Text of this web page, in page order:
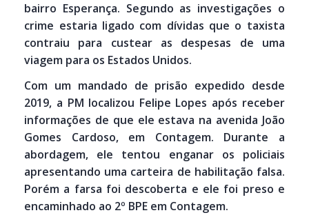
bairro Esperança. Segundo as investigações o
crime estaria ligado com dívidas que o taxista
contraiu para custear as despesas de uma
viagem para os Estados Unidos.
Com um mandado de prisão expedido desde
2019, a PM localizou Felipe Lopes após receber
informações de que ele estava na avenida João
Gomes Cardoso, em Contagem. Durante a
abordagem, ele tentou enganar os policiais
apresentando uma carteira de habilitação falsa.
Porém a farsa foi descoberta e ele foi preso e
encaminhado ao 2º BPE em Contagem.